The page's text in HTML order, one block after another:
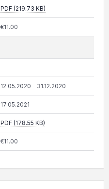
PDF (219.73 KB)
€11.00
12.05.2020 - 31.12.2020
17.05.2021
PDF (178.55 KB)
€11.00